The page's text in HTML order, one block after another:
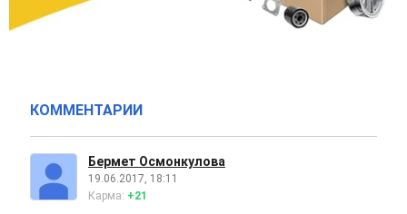
КОММЕНТАРИИ
Бермет Осмонкулова
19.06.2017, 18:11
Карма: +21